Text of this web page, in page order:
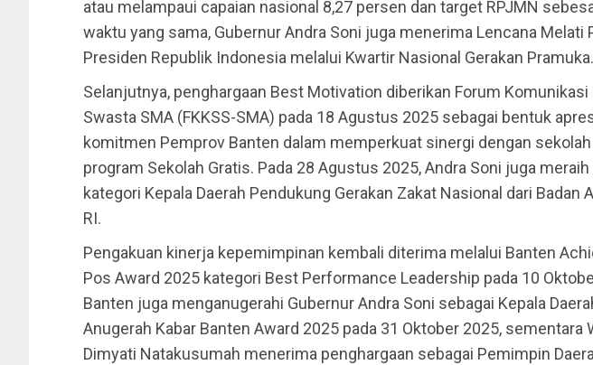
atau melampaui capaian nasional 8,27 persen dan target RPJMN
waktu yang sama, Gubernur Andra Soni juga menerima Lencana Melati
Presiden Republik Indonesia melalui Kwartir Nasional Gerakan Pramuka.
Selanjutnya, penghargaan Best Motivation diberikan Forum Komunikasi
Swasta SMA (FKKSS-SMA) pada 18 Agustus 2025 sebagai bentuk
komitmen Pemprov Banten dalam memperkuat sinergi dengan
program Sekolah Gratis. Pada 28 Agustus 2025, Andra Soni juga
kategori Kepala Daerah Pendukung Gerakan Zakat Nasional dari Badan
RI.
Pengakuan kinerja kepemimpinan kembali diterima melalui Banten
Pos Award 2025 kategori Best Performance Leadership pada 10
Banten juga menganugerahi Gubernur Andra Soni sebagai Kepala
Anugerah Kabar Banten Award 2025 pada 31 Oktober 2025, sementara
Dimyati Natakusumah menerima penghargaan sebagai Pemimpin